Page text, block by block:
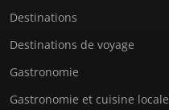
Destinations
Destinations de voyage
Gastronomie
Gastronomie et cuisine locale